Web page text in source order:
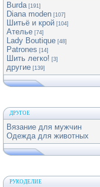
Burda [191]
Diana moden [107]
Шитьё и крой [104]
Ателье [74]
Lady Boutique [48]
Patrones [14]
Шить легко! [3]
другие [139]
ДРУГОЕ
Вязание для мужчин
Одежда для животных
РУКОДЕЛИЕ